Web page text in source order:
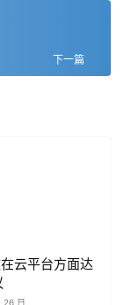
下一篇
云平台方面达
26 日